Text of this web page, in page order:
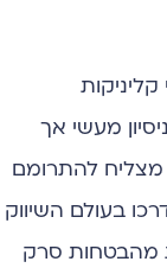
מעשי אך
להתרומם
בעולם השיווק
רבות מהבטחות סרק